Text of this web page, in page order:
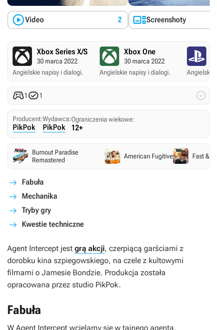
Video 2 Screenshoty
Xbox Series X/S
30 marca 2022
Angielskie napisy i dialogi.
Xbox One
30 marca 2022
Angielskie napisy i dialogi.
Angielskie
1 1 
Producent:
PikPok
Wydawca:
PikPok
Ograniczenia wiekowe:
12+
Burnout Paradise
Remastered
American Fugitive Fast &
Fabuła
Mechanika
Tryby gry
Kwestie techniczne
Agent Intercept jest grą akcji, czerpiącą garściami z
dorobku kina szpiegowskiego, na czele z kultowymi
filmami o Jamesie Bondzie. Produkcja została
opracowana przez studio PikPok.
Fabuła
W Agent Intercept wcielamy się w tajnego agenta,